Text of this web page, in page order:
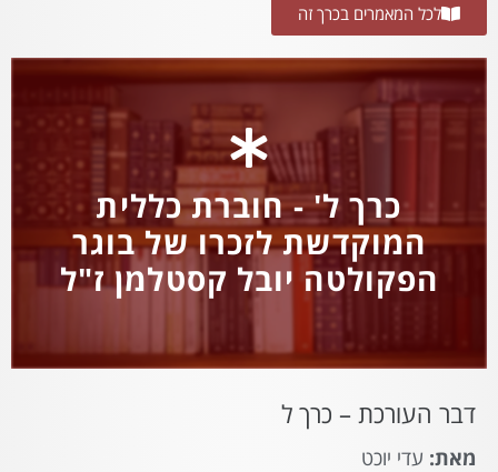
לכל המאמרים בכרך זה
כרך ל' - חוברת כללית
המוקדשת לזכרו של בוגר
הפקולטה יובל קסטלמן ז"ל
דבר העורכת – כרך ל
מאת: עדי יוכט